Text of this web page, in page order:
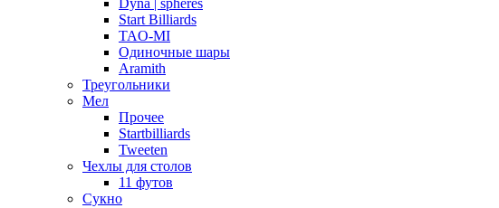
Dyna | spheres
Start Billiards
TAO-MI
Одиночные шары
Aramith
Треугольники
Мел
Прочее
Startbilliards
Tweeten
Чехлы для столов
11 футов
Сукно